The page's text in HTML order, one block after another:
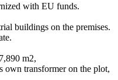
with EU funds.
buildings on the premises.
m2,
transformer on the plot,